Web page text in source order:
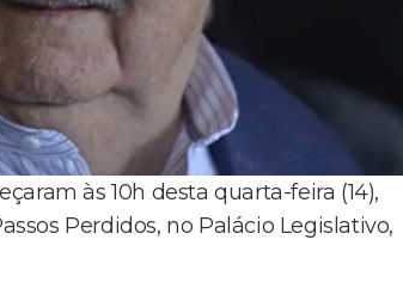
às 10h desta quarta-feira (14),
Perdidos, no Palácio Legislativo,